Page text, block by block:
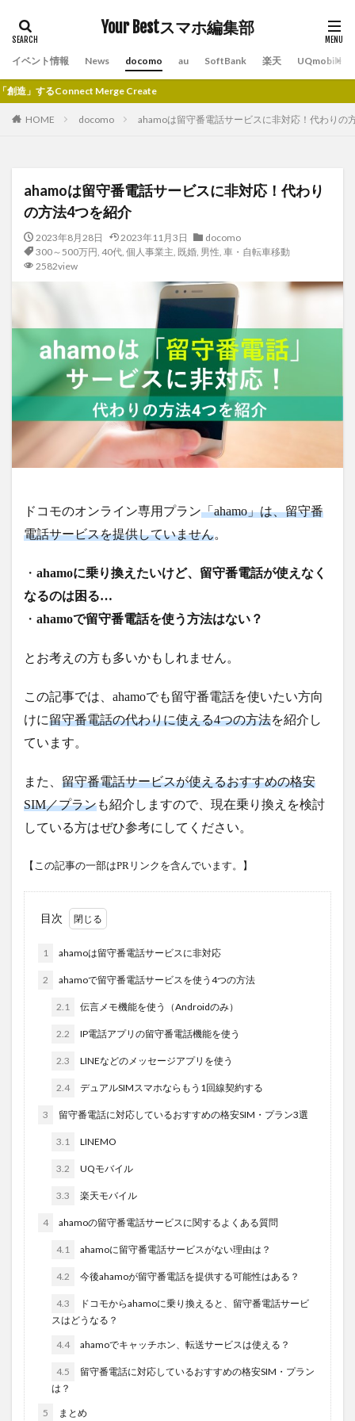
Your Bestスマホ編集部
イベント情報 News docomo au SoftBank 楽天 UQmobile
Create
HOME docomo ahamoは留守番電話サービスに非対応！代わりの
ahamoは留守番電話サービスに非対応！代わり
の方法4つを紹介
2023年8月28日 2023年11月3日
docomo
300～500万円, 40代, 個人事業主, 既婚, 男性, 車・自転車移動
2582view
ドコモのオンライン専用プラン「ahamo」は、留守番
電話サービスを提供していません。
・ ahamoに乗り換えたいけど、留守番電話が使えなく
なるのは困る…
・ ahamoで留守番電話を使う方法はない？
とお考えの方も多いかもしれません。
この記事では、ahamoでも留守番電話を使いたい方向
けに留守番電話の代わりに使える4つの方法を紹介し
ています。
また、 留守番電話サービスが使えるおすすめの格安
SIM／プランも紹介しますので、現在乗り換えを検討
している方はぜひ参考にしてください。
【この記事の一部はPRリンクを含んでいます。】
目次
1 ahamoは留守番電話サービスに非対応
2 ahamoで留守番電話サービスを使う4つの方法
2.1 伝言メモ機能を使う（Androidのみ）
2.2 IP電話アプリの留守番電話機能を使う
2.3 LINEなどのメッセージアプリを使う
2.4 デュアルSIMスマホならもう1回線契約する
3 留守番電話に対応しているおすすめの格安SIM・プラン3選
3.1 LINEMO
3.2 UQモバイル
3.3 楽天モバイル
4 ahamoの留守番電話サービスに関するよくある質問
4.1 ahamoに留守番電話サービスがない理由は？
4.2 今後ahamoが留守番電話を提供する可能性はある？
4.3
ドコモからahamoに乗り換えると、留守番電話サービ
スはどうなる？
4.4 ahamoでキャッチホン、転送サービスは使える？
4.5
留守番電話に対応しているおすすめの格安SIM・プラン
は？
5 まとめ